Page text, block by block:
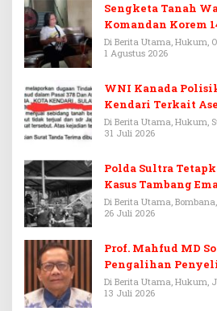
Sengketa Tanah
Komandan Korem
Warisan Menjadi
Di Berita Utama, Hukum,
1 Agustus 2026
WNI Kanada
Kendari Terkait
Di Berita Utama, Hukum,
31 Juli 2026
Polda Sultra
Kasus Tambang
Di Berita Utama,
26 Juli 2026
Prof. Mahfud MD
Pengalihan
Febrie Adriansyah
Di Berita Utama, Hukum,
13 Juli 2026